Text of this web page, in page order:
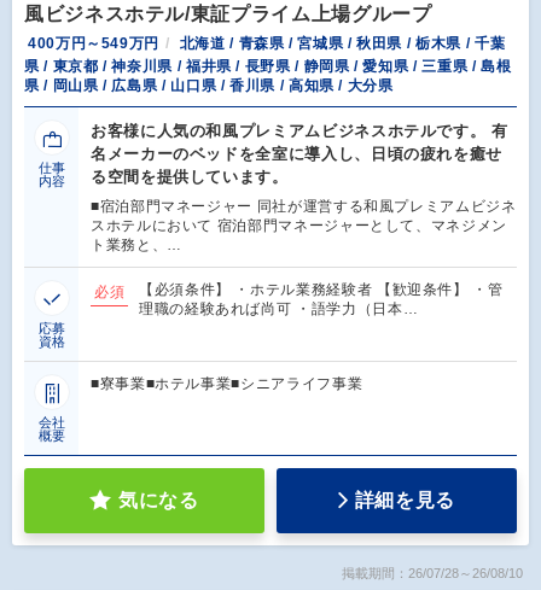
風ビジネスホテル/東証プライム上場グループ
400万円～549万円
北海道 / 青森県 / 宮城県 / 秋田県 / 栃木県 / 千葉
県 / 東京都 / 神奈川県 / 福井県 / 長野県 / 静岡県 / 愛知県 / 三重県 / 島根
県 / 岡山県 / 広島県 / 山口県 / 香川県 / 高知県 / 大分県
仕事
内容
お客様に人気の和風プレミアムビジネスホテルです。 有
名メーカーのベッドを全室に導入し、日頃の疲れを癒せ
る空間を提供しています。
■宿泊部門マネージャー 同社が運営する和風プレミアムビジネ
スホテルにおいて 宿泊部門マネージャーとして、マネジメン
ト業務と、…
応募
資格
必須
【必須条件】 ・ホテル業務経験者 【歓迎条件】 ・管
理職の経験あれば尚可 ・語学力（日本…
会社
概要
■寮事業■ホテル事業■シニアライフ事業
気になる 詳細を見る
掲載期間：26/07/28～26/08/10